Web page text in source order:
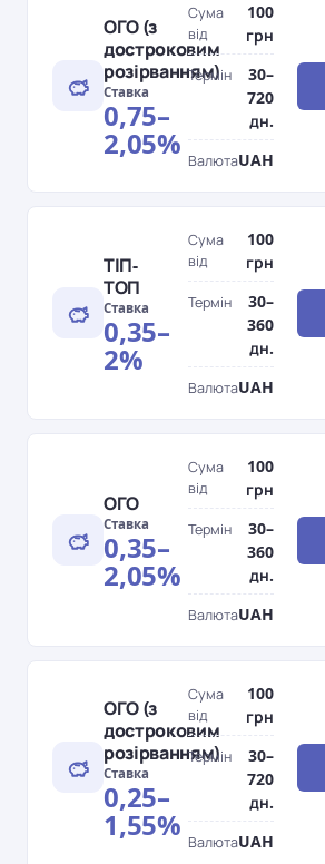
ОГО (з
достроковим
розірванням)
Ставка
0,75–
2,05%
Сума
від
100
грн
Термін
30–
720
дн.
ВалютаUAH
ТІП-
ТОП
Ставка
0,35–
2%
Сума
від
100
грн
Термін
30–
360
дн.
ВалютаUAH
ОГО
Ставка
0,35–
2,05%
Сума
від
100
грн
Термін
30–
360
дн.
ВалютаUAH
ОГО (з
достроковим
розірванням)
Ставка
0,25–
1,55%
Сума
від
100
грн
Термін
30–
720
дн.
ВалютаUAH